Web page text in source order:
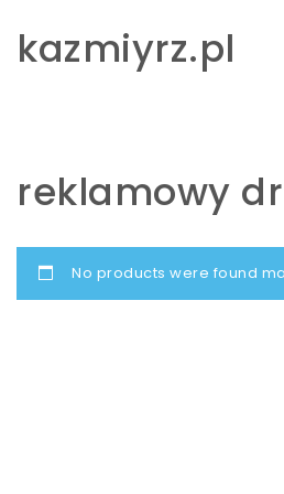
kazmiyrz.pl
reklamowy
No products were found